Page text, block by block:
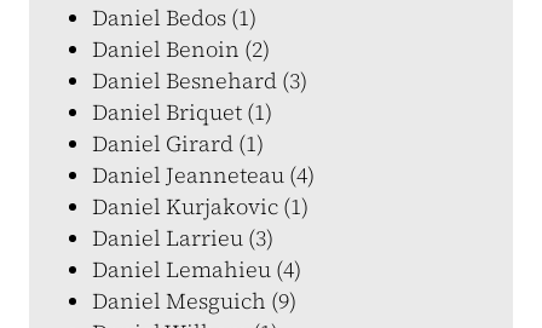
Daniel Bedos (1)
Daniel Benoin (2)
Daniel Besnehard (3)
Daniel Briquet (1)
Daniel Girard (1)
Daniel Jeanneteau (4)
Daniel Kurjakovic (1)
Daniel Larrieu (3)
Daniel Lemahieu (4)
Daniel Mesguich (9)